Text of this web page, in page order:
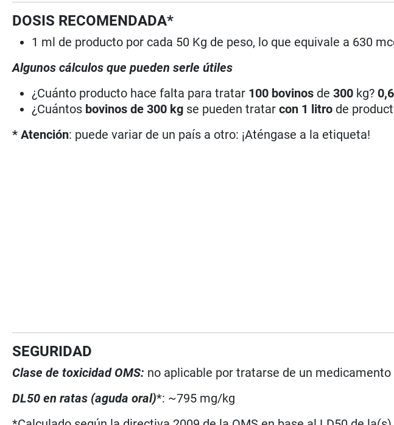
DOSIS RECOMENDADA*
1 ml de producto por cada 50 Kg de peso, lo que equivale a 630
Algunos cálculos que pueden serle útiles
¿Cuánto producto hace falta para tratar 100 bovinos de300 kg?
¿Cuántos bovinos de 300 kg se pueden tratarcon 1 litro de
* Atención: puede variar de un país a otro: ¡Aténgase a la etiqueta!
SEGURIDAD
Clase de toxicidad OMS: no aplicable por tratarse de un
DL50 en ratas (aguda oral)*: ~795 mg/kg